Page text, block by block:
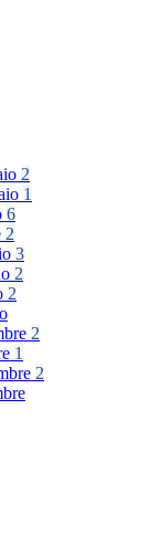
2
1
6
2
3
2
2
2
1
2